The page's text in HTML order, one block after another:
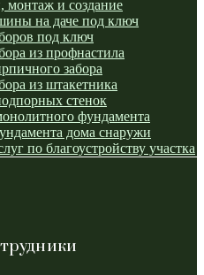
монтаж и создание
на даче под ключ
под ключ
из профнастила
забора
из штакетника
стенок
фундамента
дома снаружи
по благоустройству участка